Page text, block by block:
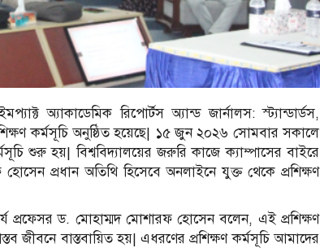
অ্যাকাডেমিক রিপোর্টস অ্যান্ড জার্নালস: স্ট্যান্ডার্ডস,
কর্মসূচি অনুষ্ঠিত হয়েছে| ১৫ জুন ২০২৬ সোমবার সকালে
শুরু হয়| বিশ্ববিদ্যালয়ের জরুরি কাজে ক্যাম্পাসের বাইরে
প্রধান অতিথি হিসেবে অনলাইনে যুক্ত থেকে প্রশিক্ষণ
প্রফেসর ড. মোহাম্মদ মোশারফ হোসেন বলেন, এই প্রশিক্ষণ
জীবনে বাস্তবায়িত হয়| এধরণের প্রশিক্ষণ কর্মসূচি আমাদের